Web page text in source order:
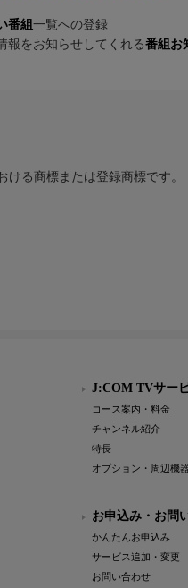
番組 一覧への登録
報をお知らせしてくれる番組お
る商標または登録商標です。
J:COM TVサー
コース案内・料金
チャンネル紹介
特長
オプション・周辺機器
お申込み・お問
かんたんお申込み
サービス追加・変更
お問い合わせ